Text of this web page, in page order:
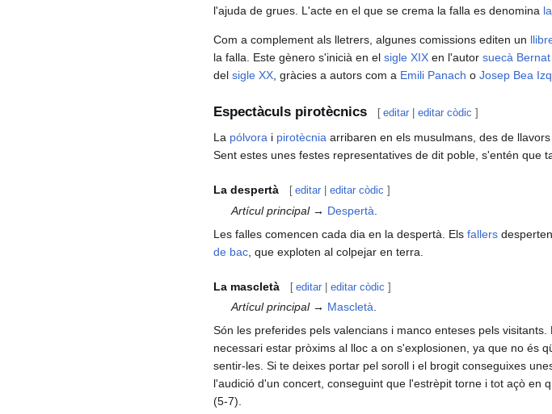
l'ajuda de grues. L'acte en el que se crema la falla es denomina
Com a complement als lletrers, algunes comissions editen un
la falla. Este gènero s'inicià en el sigle XIX en l'autor suecà
del sigle XX , gràcies a autors com a Emili Panach o Josep Bea
Espectàculs pirotècnics [ editar |editar còdic ]
La pólvora i pirotècnia arribaren en els musulmans, des de
Sent estes unes festes representatives de dit poble, s'entén que
La despertà [ editar |editar còdic ]
Artícul principal → Despertà
Les falles comencen cada dia en la despertà. Els fallers
de bac , que exploten al colpejar en terra.
La mascletà [ editar |editar còdic ]
Artícul principal → Mascletà
Són les preferides pels valencians i manco enteses pels
necessari estar pròxims al lloc a on s'explosionen, ya que no és
sentir-les. Si te deixes portar pel soroll i el brogit conseguixes
l'audició d'un concert, conseguint que l'estrèpit torne i tot açò en
(5-7).